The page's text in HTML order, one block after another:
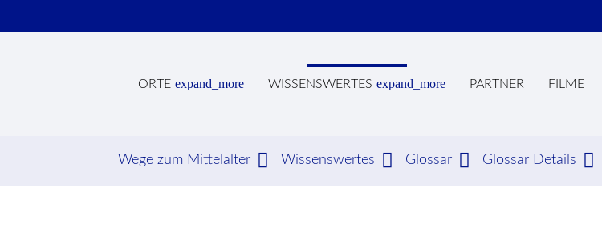
ORTE expand_more WISSENSWERTES expand_more PARTNER FILME
Wege zum Mittelalter Wissenswertes Glossar Glossar Details